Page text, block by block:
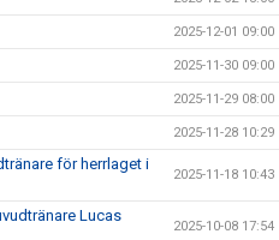
2025-12-01 09:00
2025-11-30 09:00
2025-11-29 08:00
2025-11-28 10:29
för herrlaget i
2025-11-18 10:43
Lucas
2025-10-08 17:54